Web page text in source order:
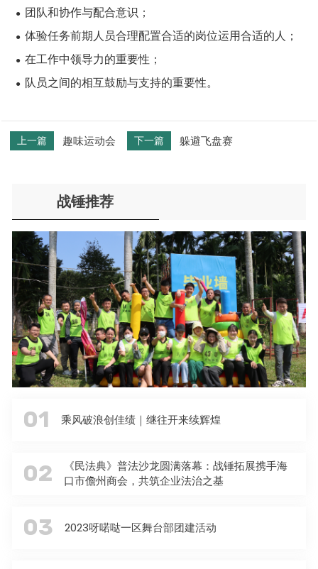
● 团队和协作与配合意识；
● 体验任务前期人员合理配置合适的岗位运用合适的人；
● 在工作中领导力的重要性；
● 队员之间的相互鼓励与支持的重要性。
上一篇 趣味运动会 下一篇 躲避飞盘赛
战锤推荐
01 乘风破浪创佳绩｜继往开来续辉煌
02
《民法典》普法沙龙圆满落幕：战锤拓展携手海
口市儋州商会，共筑企业法治之基
03 2023呀喏哒一区舞台部团建活动